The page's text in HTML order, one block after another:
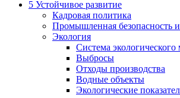
5 Устойчивое развитие
Кадровая политика
Промышленная безопасность и
Экология
Система
Выбросы
Отходы производства
Водные объекты
Экологические